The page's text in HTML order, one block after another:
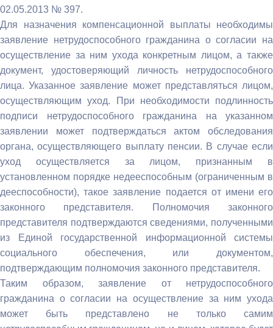
02.05.2013 № 397.
Для назначения компенсационной выплаты необходимы
заявление нетрудоспособного гражданина о согласии на
осуществление за ним ухода конкретным лицом, а также
документ, удостоверяющий личность нетрудоспособного
лица. Указанное заявление может представляться лицом,
осуществляющим уход. При необходимости подлинность
подписи нетрудоспособного гражданина на указанном
заявлении может подтверждаться актом обследования
органа, осуществляющего выплату пенсии. В случае если
уход осуществляется за лицом, признанным в
установленном порядке недееспособным (ограниченным в
дееспособности), такое заявление подается от имени его
законного представителя. Полномочия законного
представителя подтверждаются сведениями, полученными
из Единой государственной информационной системы
социального обеспечения, или документом,
подтверждающим полномочия законного представителя.
Таким образом, заявление от нетрудоспособного
гражданина о согласии на осуществление за ним ухода
может быть представлено не только самим